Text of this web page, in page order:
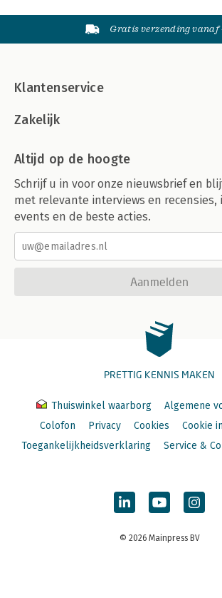
Gratis verzending vanaf
Klantenservice
Zakelijk
Altijd op de hoogte
Schrijf u in voor onze nieuwsbrief en
met relevante interviews en recensies,
events en de beste acties.
Aanmelden
PRETTIG KENNIS MAKEN
Thuiswinkel waarborg
Algemene
Colofon
Privacy Cookies
Cookie
Toegankelijkheidsverklaring
Service &
© 2026 Mainpress BV